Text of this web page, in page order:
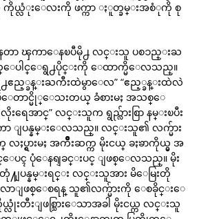
ကိုယ္လံုးေလးကို ဖက္ကာ ႏူတ္ခမ္းအစံုကို စု
တာ ၾကာေနၿပီမို႕ လင္းသူ ပစၥည္းႀ
ယ္ေပါင္ေရွ႕ပိုင္းကို ေထာက္မိေလသည္။
႕ဧည့္ခန္းႀကီးထဲမွာေလ” “ဧည့္ခန္းထဲလဲ
ပိုေတာင္မို္ေသးတယ္ ခံစားမႈ အသစ္ေ
ရေအာင္” လင္းသူက ရွည္လ်ားစြာ နမ္းၿပီး
ျပန္နမ္းေလသည္။ လင္းသူ၏ လက္မ်ား
လႈပ္ရွားမႈ အက်ိဳးဆက္က မိုးငယ္ ခႏၶာကိုယ္မွ အ
ေပၚ ပုံေနရျခင္းပင္ ျဖစ္ေလသည္။ မိုး
ျပန္နမ္းရင္း လင္းသူအား မိေမြးတို
လာျဖစ္ေစရန္ သူ၏လက္မ်ားကို ေစခိုင္းေ
းတီးျဖစ္သြားေသာအခါ မိုးငယ္က လင္းသူ